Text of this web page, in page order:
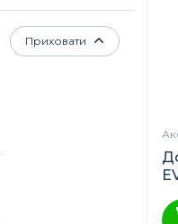
Приховати